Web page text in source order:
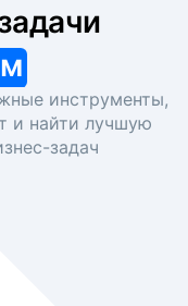
инструменты,
и найти лучшую
задач